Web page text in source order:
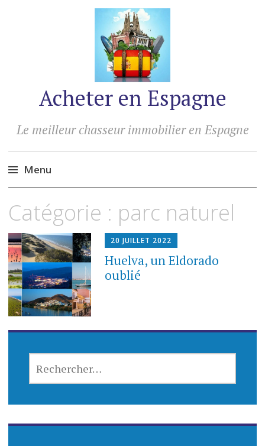
Acheter en Espagne
Le meilleur chasseur immobilier en Espagne
Menu
au
Catégorie : parc naturel
20 JUILLET 2022
Huelva, un Eldorado
oublié
H